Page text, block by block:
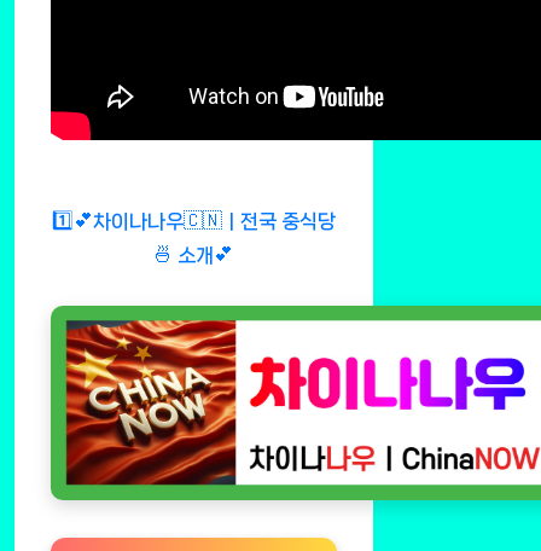
1️⃣💕차이나나우🇨🇳ㅣ전국 중식당
🍜 소개💕